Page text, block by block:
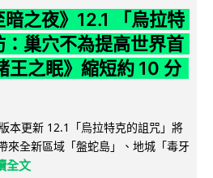
暗之夜》12.1 「烏拉特
巢穴不為提高世界首
王之眠》縮短約 10 分
本更新 12.1「烏拉特克的詛咒」將
來全新區域「盤蛇島」、地城「毒牙
全文